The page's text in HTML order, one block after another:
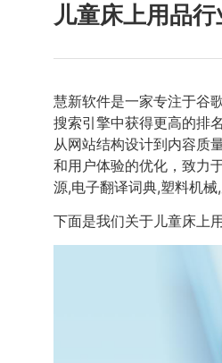
儿童床上用品
慧新软件是一家专注于谷
搜索引擎中获得更高的排
从网站结构设计到内容质
和用户体验的优化，致力
源,电子翻译词典,塑料机
下面是我们关于儿童床上